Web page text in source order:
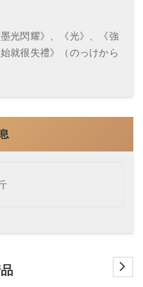
光閃耀》、《光》、《強
就很失禮》（のっけから